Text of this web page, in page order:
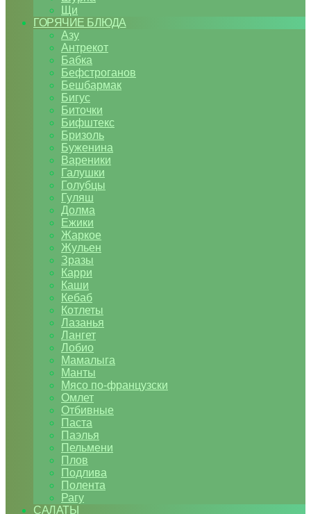
Щи
ГОРЯЧИЕ БЛЮДА
Азу
Антрекот
Бабка
Бефстроганов
Бешбармак
Бигус
Биточки
Бифштекс
Бризоль
Буженина
Вареники
Галушки
Голубцы
Гуляш
Долма
Ежики
Жаркое
Жульен
Зразы
Карри
Каши
Кебаб
Котлеты
Лазанья
Лангет
Лобио
Мамалыга
Манты
Мясо по-французски
Омлет
Отбивные
Паста
Паэлья
Пельмени
Плов
Подлива
Полента
Рагу
САЛАТЫ